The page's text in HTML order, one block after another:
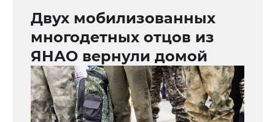
Двух мобилизованных
многодетных отцов из
ЯНАО вернули домой